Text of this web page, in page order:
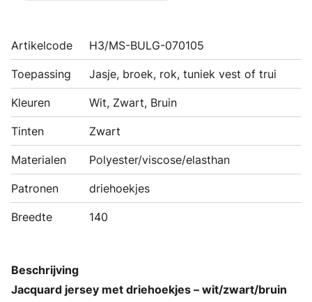
Artikelcode H3/MS-BULG-070105
Toepassing Jasje, broek, rok, tuniek vest of trui
Kleuren Wit, Zwart, Bruin
Tinten Zwart
Materialen Polyester/viscose/elasthan
Patronen driehoekjes
Breedte 140
Beschrijving
Jacquard jersey met driehoekjes – wit/zwart/bruin